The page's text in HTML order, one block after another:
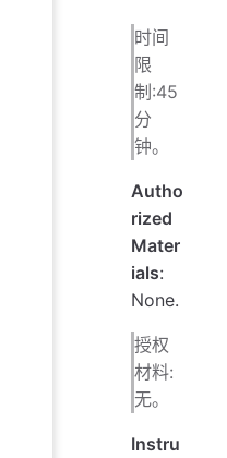
时间
限
制:45
分
钟。
Autho
rized
Mater
ials:
None.
授权
材料:
无。
Instru